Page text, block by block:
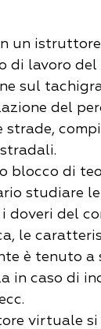
un
di lavoro
sul
del
strade,
blocco di
studiare
i doveri del
le
è tenuto a
in caso di
virtuale